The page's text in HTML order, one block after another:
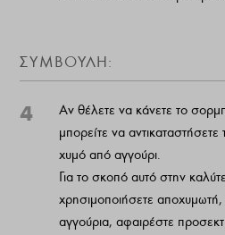
ΣΥΜΒΟΥΛΗ:
4
Αν θέλετε να κάνετε το
μπορείτε να
χυμό από αγγούρι.
Για το σκοπό αυτό στην
χρησιμοποιήσετε
αγγούρια, αφαιρέστε